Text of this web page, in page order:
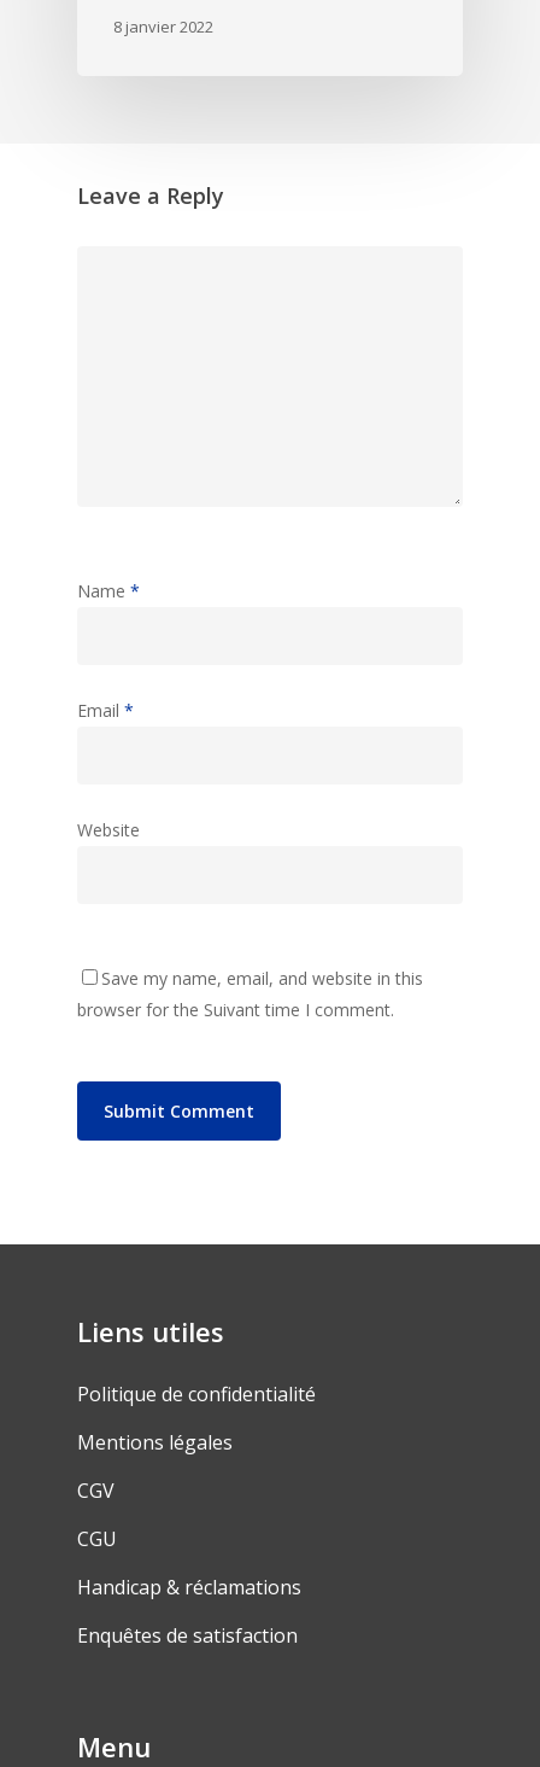
8 janvier 2022
Leave a Reply
Name *
Email *
Website
Save my name, email, and website in this
browser for the Suivant time I comment.
Liens utiles
Politique de confidentialité
Mentions légales
CGV
CGU
Handicap & réclamations
Enquêtes de satisfaction
Menu